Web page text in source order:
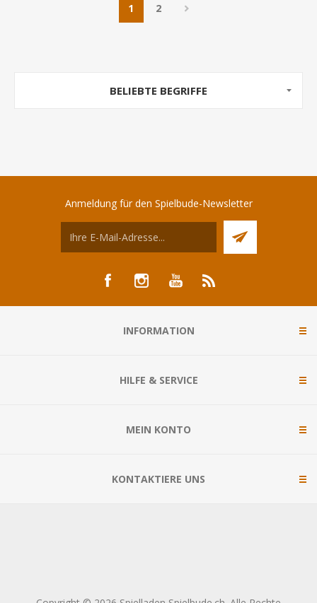
1 2
BELIEBTE BEGRIFFE
Anmeldung für den Spielbude-Newsletter
INFORMATION
HILFE & SERVICE
MEIN KONTO
KONTAKTIERE UNS